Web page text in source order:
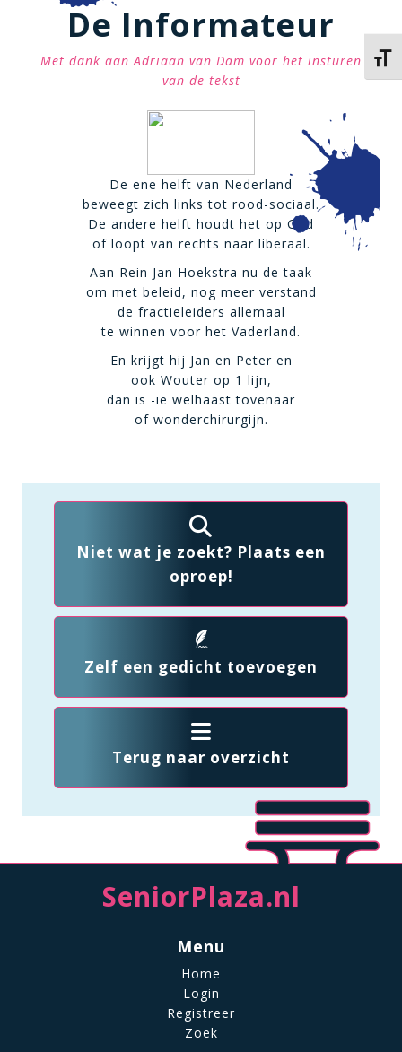
De Informateur
Met dank aan Adriaan van Dam voor het insturen
van de tekst
De ene helft van Nederland
beweegt zich links tot rood-sociaal.
De andere helft houdt het op God
of loopt van rechts naar liberaal.
Aan Rein Jan Hoekstra nu de taak
om met beleid, nog meer verstand
de fractieleiders allemaal
te winnen voor het Vaderland.
En krijgt hij Jan en Peter en
ook Wouter op 1 lijn,
dan is -ie welhaast tovenaar
of wonderchirurgijn.
Niet wat je zoekt? Plaats een
oproep!
Zelf een gedicht toevoegen
Terug naar overzicht
SeniorPlaza.nl
Menu
Home
Login
Registreer
Zoek